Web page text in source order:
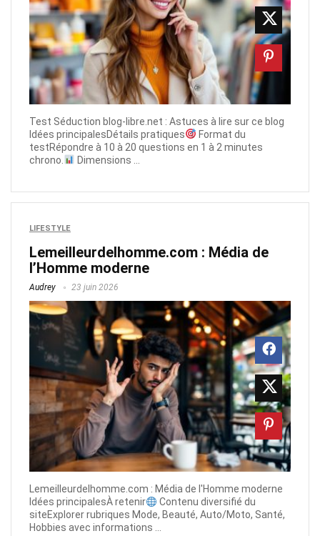
Test Séduction blog-libre.net​ : Astuces à lire sur ce blog
Idées principalesDétails pratiques
Format du
testRépondre à 10 à 20 questions en 1 à 2 minutes
chrono.
Dimensions ...
LIFESTYLE
Lemeilleurdelhomme.com​ : Média de
l’Homme moderne
Audrey 23 juin 2026
Lemeilleurdelhomme.com​ : Média de l'Homme moderne
Idées principalesÀ retenir
Contenu diversifié du
siteExplorer rubriques Mode, Beauté, Auto/Moto, Santé,
Hobbies avec informations ...